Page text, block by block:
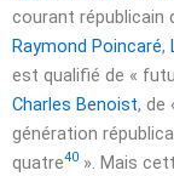
courant républicain
Raymond Poincaré,
est qualifié de «
Charles Benoist, de
génération
quatre40 ». Mais